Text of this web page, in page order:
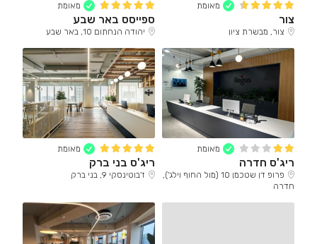
מאומת
צור
צור, מבשרת ציון
מאומת
ספייסס באר שבע
יהודה הנחתום 10, באר שבע
מאומת
ריג'ס חדרה
פרופ דן שטכמן 10 (מול החוף וילג'),
חדרה
מאומת
ריג'ס בני ברק
ז'בוטינסקי 9, בני ברק